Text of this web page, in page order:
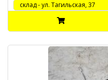
cклад - ул. Тагильская, 37